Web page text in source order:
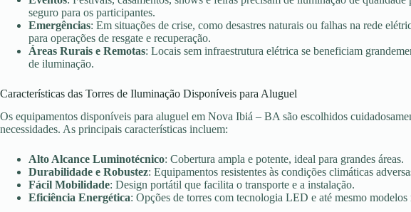
seguro para os participantes.
Emergências: Em situações de crise, como desastres naturais ou falhas na rede
para operações de resgate e recuperação.
Áreas Rurais e Remotas: Locais sem infraestrutura elétrica se beneficiam
de iluminação.
Características das Torres de Iluminação Disponíveis para Aluguel
Os equipamentos disponíveis para aluguel em Nova Ibiá – BA são escolhidos
necessidades. As principais características incluem:
Alto Alcance Luminotécnico: Cobertura ampla e potente, ideal para grandes áreas.
Durabilidade e Robustez: Equipamentos resistentes às condições climáticas
Fácil Mobilidade: Design portátil que facilita o transporte e a instalação.
Eficiência Energética: Opções de torres com tecnologia LED e até mesmo modelos